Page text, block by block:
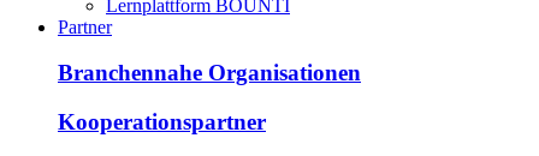
Lernplattform BOUNTI
Partner
Branchennahe Organisationen
Kooperationspartner